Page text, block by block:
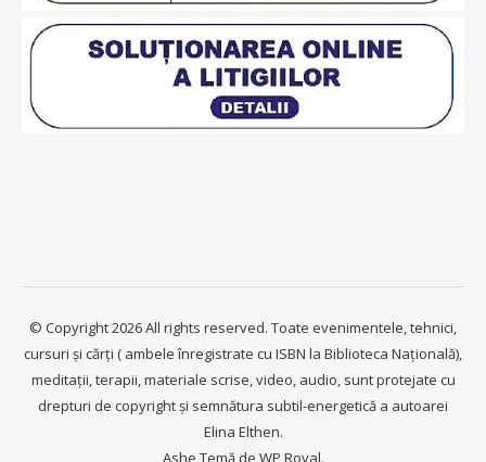
© Copyright 2026 All rights reserved. Toate evenimentele, tehnici,
cursuri și cărți ( ambele înregistrate cu ISBN la Biblioteca Națională),
meditații, terapii, materiale scrise, video, audio, sunt protejate cu
drepturi de copyright și semnătura subtil-energetică a autoarei
Elina Elthen.
Ashe Temă de WP Royal.